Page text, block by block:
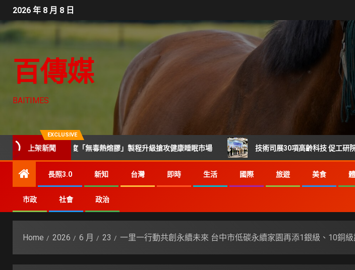
2026 年 8 月 8 日
百傳媒
BAITIMES
EXCLUSIVE
上架新聞
彈簧與軟硬度「無毒熱熔膠」製程升級搶攻健康睡眠市場 技術司展30項高齡科技 促工研院與泰陞
長照3.0 新知 台灣 即時 生活 國際 旅遊 美食
市政 社會 政治
Home 2026 6 月 23 一里一行動共創永續未來 台中市低碳永續家園再添1銀級、10銅